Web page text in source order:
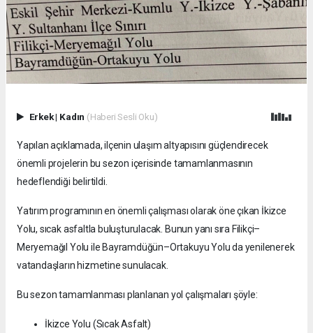
Erkek| Kadın (Haberi Sesli Oku)
Yapılan açıklamada, ilçenin ulaşım altyapısını güçlendirecek
önemli projelerin bu sezon içerisinde tamamlanmasının
hedeflendiği belirtildi.
Yatırım programının en önemli çalışması olarak öne çıkan İkizce
Yolu, sıcak asfaltla buluşturulacak. Bunun yanı sıra Filikçi–
Meryemağıl Yolu ile Bayramdüğün–Ortakuyu Yolu da yenilenerek
vatandaşların hizmetine sunulacak.
Bu sezon tamamlanması planlanan yol çalışmaları şöyle:
İkizce Yolu (Sıcak Asfalt)